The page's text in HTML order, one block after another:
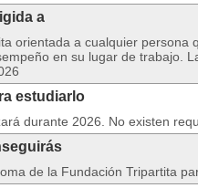
a
orientada a cualquier persona
en su lugar de trabajo.
estudiarlo
durante 2026. No existen
de la Fundación Tripartita